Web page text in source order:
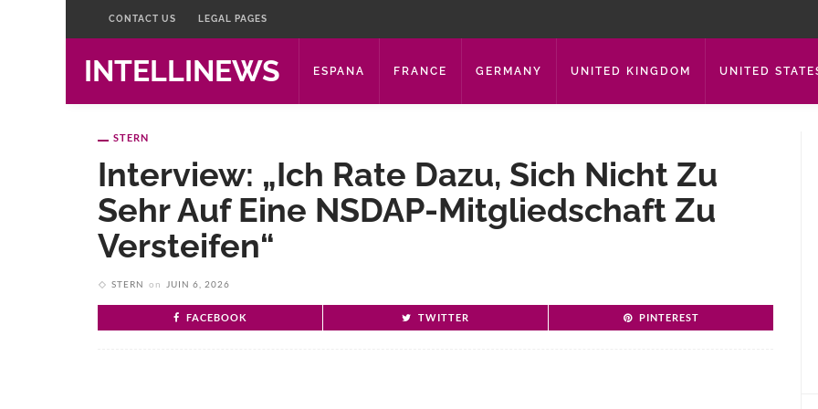
CONTACT US LEGAL PAGES
INTELLINEWS ESPANA FRANCE GERMANY UNITED KINGDOM UNITED
STERN
Interview: „Ich Rate Dazu, Sich Nicht Zu
Sehr Auf Eine NSDAP-Mitgliedschaft Zu
Versteifen“
STERN on JUIN 6, 2026
FACEBOOK TWITTER PINTEREST